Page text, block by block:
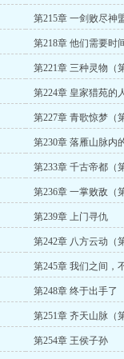
第215章 一剑败尽神
第218章 他们需要时
第221章 三种灵物（
第224章 皇家猎苑的
第227章 青歌惊梦（
第230章 落雁山脉内
第233章 千古帝都（
第236章 一掌败敌（
第239章 上门寻仇
第242章 八方云动（
第245章 我们之间，
第248章 终于出手了
第251章 齐天山脉（
第254章 王侯子孙